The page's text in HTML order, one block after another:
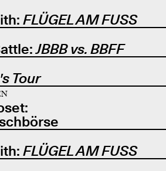
FLÜGEL AM FUSS
JBBB vs. BBFF
Tour
FLÜGEL AM FUSS